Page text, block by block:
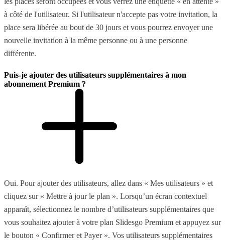
à côté de l'utilisateur. Si l'utilisateur n'accepte pas votre invitation, la
place sera libérée au bout de 30 jours et vous pourrez envoyer une
nouvelle invitation à la même personne ou à une personne
différente.
Puis-je ajouter des utilisateurs supplémentaires à mon
abonnement Premium ?
Oui. Pour ajouter des utilisateurs, allez dans « Mes utilisateurs » et
cliquez sur « Mettre à jour le plan ». Lorsqu’un écran contextuel
apparaît, sélectionnez le nombre d’utilisateurs supplémentaires que
vous souhaitez ajouter à votre plan Slidesgo Premium et appuyez sur
le bouton « Confirmer et Payer ». Vos utilisateurs supplémentaires